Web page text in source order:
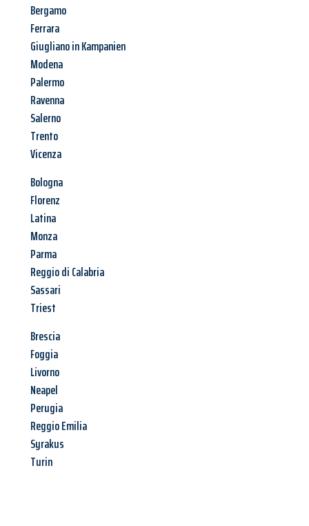
Bergamo
Ferrara
Giugliano in Kampanien
Modena
Palermo
Ravenna
Salerno
Trento
Vicenza
Bologna
Florenz
Latina
Monza
Parma
Reggio di Calabria
Sassari
Triest
Brescia
Foggia
Livorno
Neapel
Perugia
Reggio Emilia
Syrakus
Turin